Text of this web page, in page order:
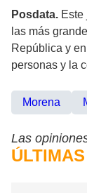
Posdata. Este
las más
República y
personas y la
Morena
Las